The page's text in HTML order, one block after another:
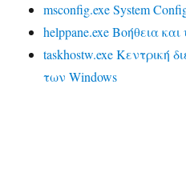
msconfig.exe System
helppane.exe Βοήθεια
taskhostw.exe Κεντρική
των Windows